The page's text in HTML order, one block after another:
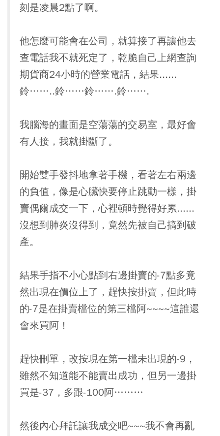
刻是凌晨2點了啊。
他怎麼可能會在公司，就算接了再讓他去
查電話我不就死定了，乾脆自己上網查詢
期貨商24小時的營業電話，結果......
鈴……..鈴……鈴…….鈴…….
我腦海的畫面是空蕩蕩的交易室，最好會
有人接，我就掛斷了。
開始雙手發抖地拿著手機，看著左右兩邊
的負值，像是心臟快要停止跳動一樣，掛
賣偶爾成交一下，心裡頓時覺得好累......
沒想到肺炎沒得到，竟然先被自己搞到破
產。
結果手指不小心點到右邊掛賣的-7點多竟
然出現在價位上了，趕快按掛賣，但此時
的-7是在掛賣檔位的第三檔阿~~~~這誰還
會來買阿！
趕快刪單，改按現在第一檔未出現的-9，
雖然不知道能不能賣出成功，但另一邊掛
買是-37，多跟-100阿………
然後內心拜託讓我成交吧~~~我不會再亂